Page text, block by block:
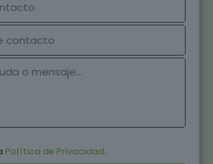
Política de Privacidad.